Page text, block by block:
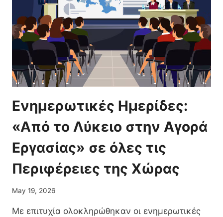
Ενημερωτικές Ημερίδες:
«Από το Λύκειο στην Αγορά
Εργασίας» σε όλες τις
Περιφέρειες της Χώρας
May 19, 2026
Με επιτυχία ολοκληρώθηκαν οι ενημερωτικές